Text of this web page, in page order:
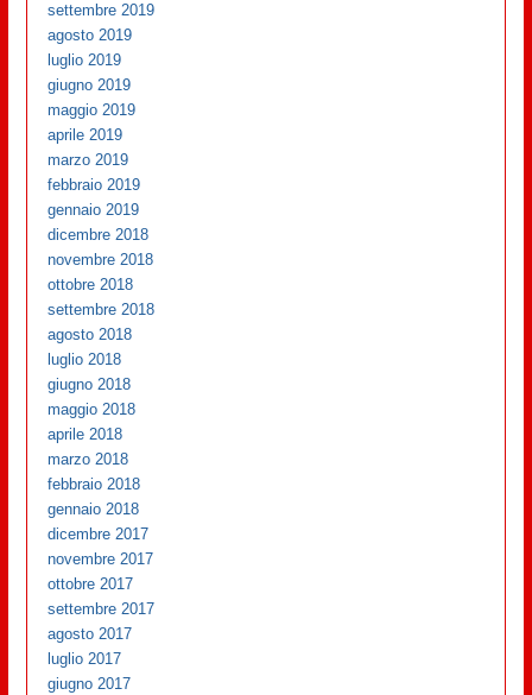
settembre 2019
agosto 2019
luglio 2019
giugno 2019
maggio 2019
aprile 2019
marzo 2019
febbraio 2019
gennaio 2019
dicembre 2018
novembre 2018
ottobre 2018
settembre 2018
agosto 2018
luglio 2018
giugno 2018
maggio 2018
aprile 2018
marzo 2018
febbraio 2018
gennaio 2018
dicembre 2017
novembre 2017
ottobre 2017
settembre 2017
agosto 2017
luglio 2017
giugno 2017